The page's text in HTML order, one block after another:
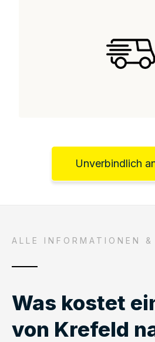
Unverbindlich
ALLE INFORMATIONEN &
Was kostet
von Krefeld